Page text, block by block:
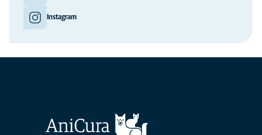
Instagram